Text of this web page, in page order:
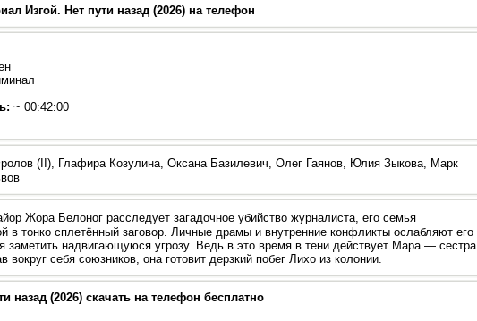
Изгой. Нет пути назад (2026) на телефон
~ 00:42:00
(II), Глафира Козулина, Оксана Базилевич, Олег Гаянов, Юлия Зыкова, Марк
Жора Белоног расследует загадочное убийство журналиста, его семья
в тонко сплетённый заговор. Личные драмы и внутренние конфликты ослабляют его
заметить надвигающуюся угрозу. Ведь в это время в тени действует Мара — сестра
вокруг себя союзников, она готовит дерзкий побег Лихо из колонии.
назад (2026) скачать на телефон бесплатно